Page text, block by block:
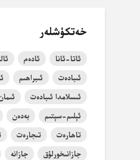
خەتكۈشلەر
ئاتا-ئانا ئادەم
ئىبادەت
ئىبراھىم
ئىسلامدا ئىبادەت
ئېلىم-سېتىم
بەدەن
تاھارەت
تىجارەت
جازانىخورلۇق
جازانە